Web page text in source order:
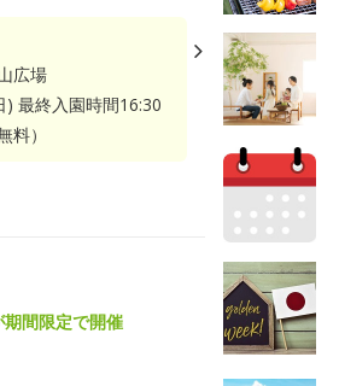
広場
最終入園時間16:30
）
間限定で開催